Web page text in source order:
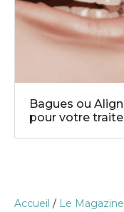
Bagues ou
pour votre
Accueil / Le Magazine